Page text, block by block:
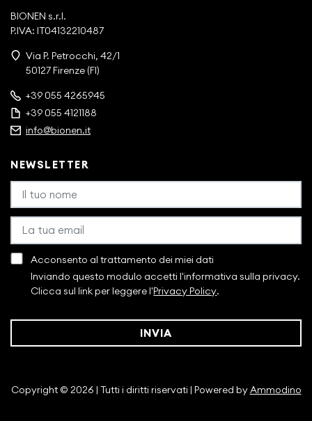
BIONEN s.r.l.
P.IVA: IT04132210487
Via P. Petrocchi, 42/1
50127 Firenze (FI)
+39 055 4265945
+39 055 4121188
info@bionen.it
NEWSLETTER
Acconsento al trattamento dei miei dati
Inviando questo modulo accetti l'informativa sulla privacy.
Clicca sul link per leggere l'Privacy Policy.
INVIA
Copyright © 2026 | Tutti i diritti riservati | Powered byAmmodino